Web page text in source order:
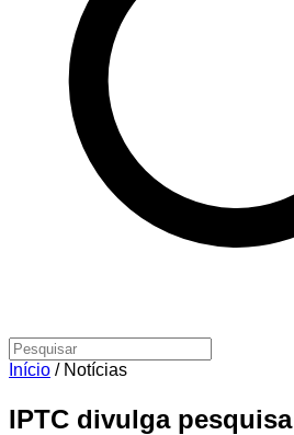
Início / Notícias
IPTC divulga